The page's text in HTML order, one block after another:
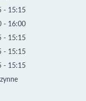
- 15:15
- 16:00
- 15:15
- 15:15
- 15:15